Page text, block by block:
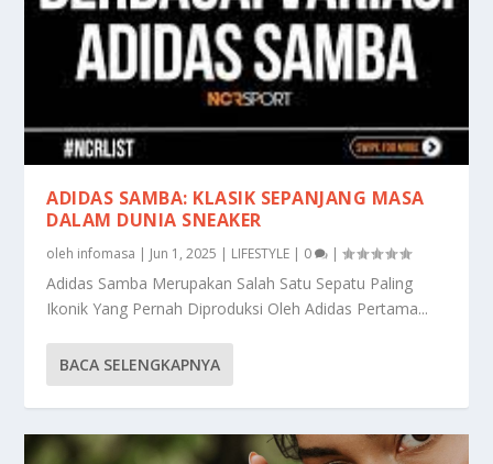
ADIDAS SAMBA: KLASIK SEPANJANG MASA
DALAM DUNIA SNEAKER
oleh infomasa | Jun 1, 2025 | LIFESTYLE | 0 |
Adidas Samba Merupakan Salah Satu Sepatu Paling
Ikonik Yang Pernah Diproduksi Oleh Adidas Pertama...
BACA SELENGKAPNYA